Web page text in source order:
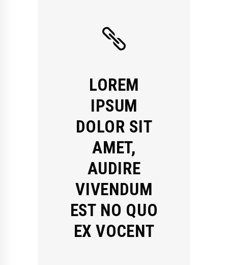
LOREM
IPSUM
DOLOR SIT
AMET,
AUDIRE
VIVENDUM
EST NO QUO
EX VOCENT